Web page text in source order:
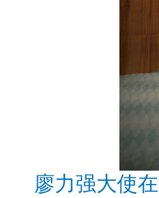
廖力强大使